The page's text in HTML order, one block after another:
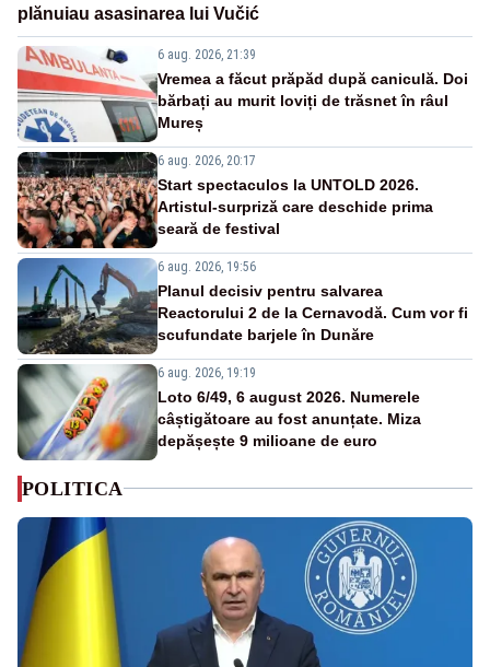
plănuiau asasinarea lui Vučić
6 aug. 2026, 21:39
Vremea a făcut prăpăd după caniculă. Doi
bărbați au murit loviți de trăsnet în râul
Mureș
6 aug. 2026, 20:17
Start spectaculos la UNTOLD 2026.
Artistul-surpriză care deschide prima
seară de festival
6 aug. 2026, 19:56
Planul decisiv pentru salvarea
Reactorului 2 de la Cernavodă. Cum vor fi
scufundate barjele în Dunăre
6 aug. 2026, 19:19
Loto 6/49, 6 august 2026. Numerele
câștigătoare au fost anunțate. Miza
depășește 9 milioane de euro
POLITICA